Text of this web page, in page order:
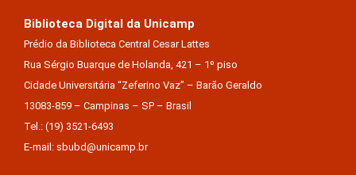
Biblioteca Digital da Unicamp
Prédio da Biblioteca Central Cesar Lattes
Rua Sérgio Buarque de Holanda, 421 – 1º piso
Cidade Universitária “Zeferino Vaz” – Barão Geraldo
13083-859 – Campinas – SP – Brasil
Tel.: (19) 3521-6493
E-mail: sbubd@unicamp.br